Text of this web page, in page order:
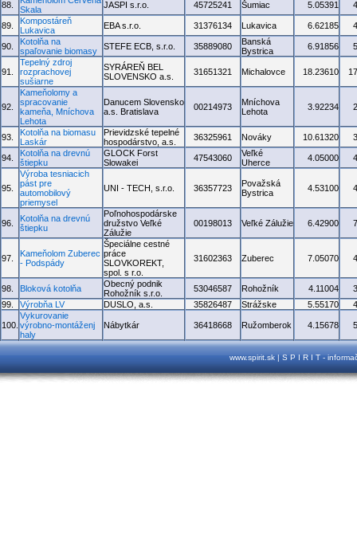
88.
Skala
JASPI s.r.o. 45725241 Šumiac 5.05391
89.
Kompostáreň
Lukavica
EBA s.r.o. 31376134 Lukavica 6.62185
90.
Kotolňa na
spaľovanie biomasy
STEFE ECB, s.r.o. 35889080
Banská
Bystrica
6.91856
91.
Tepelný zdroj
rozprachovej
sušiarne
SYRÁREŇ BEL
SLOVENSKO a.s.
31651321 Michalovce 18.23610
92.
Kameňolomy a
spracovanie
kameňa, Mníchova
Lehota
Danucem Slovensko
a.s. Bratislava
00214973
Mníchova
Lehota
3.92234
93.
Kotolňa na biomasu
Laskár
Prievidzské tepelné
hospodárstvo, a.s.
36325961 Nováky 10.61320
94.
Kotolňa na drevnú
štiepku
GLOCK Forst
Slowakei
47543060
Veľké
Uherce
4.05000
95.
Výroba tesniacich
pást pre
automobilový
priemysel
UNI - TECH, s.r.o. 36357723
Považská
Bystrica
4.53100
96.
Kotolňa na drevnú
štiepku
Poľnohospodárske
družstvo Veľké
Zálužie
00198013 Veľké Zálužie 6.42900
97.
Kameňolom Zuberec
- Podspády
Špeciálne cestné
práce
SLOVKOREKT,
spol. s r.o.
31602363 Zuberec 7.05070
98. Bloková kotolňa
Obecný podnik
Rohožník s.r.o.
53046587 Rohožník 4.11004
99.
Výrobňa LV DUSLO, a.s. 35826487 Strážske 5.55170
100.
Vykurovanie
výrobno-montáženj
haly
Nábytkár 36418668 Ružomberok 4.15678
www.spirit.sk | S P I R I T -